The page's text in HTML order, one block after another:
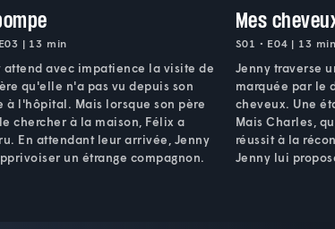
| 13 min
attend avec impatience la visite de
qu'elle n'a pas vu depuis son
à l'hôpital. Mais lorsque son père
chercher à la maison, Félix a
En attendant leur arrivée, Jenny
un étrange compagnon.
Mes
S01 • E04 | 13
Jenny traverse
marquée par le
cheveux. Une
Mais Charles,
réussit à la
Jenny lui